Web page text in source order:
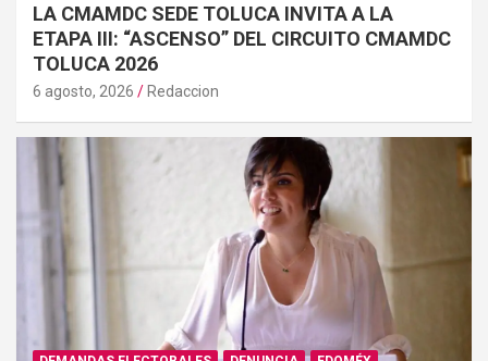
LA CMAMDC SEDE TOLUCA INVITA A LA
ETAPA III: “ASCENSO” DEL CIRCUITO CMAMDC
TOLUCA 2026
6 agosto, 2026 Redaccion